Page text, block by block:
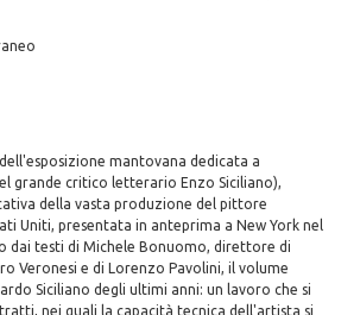
mantovana dedicata a
grande critico letterario Enzo Siciliano),
della vasta produzione del pittore
Uniti, presentata in anteprima a New York nel
dai testi di Michele Bonuomo, direttore di
Veronesi e di Lorenzo Pavolini, il volume
Siciliano degli ultimi anni: un lavoro che si
nei quali la capacità tecnica dell'artista si